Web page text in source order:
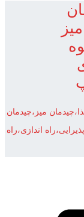
میز،چیدمان
اندازی،راه